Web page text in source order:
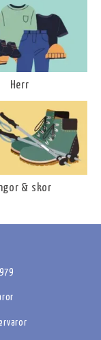
Herr
& skor